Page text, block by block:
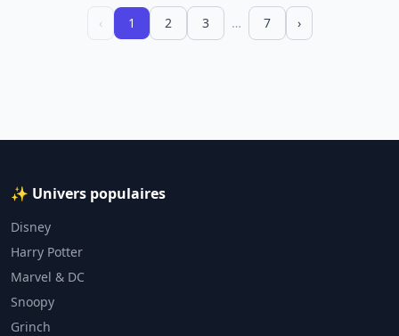
‹ 1 2 3 … 7 ›
✨ Univers populaires
Disney
Harry Potter
Marvel & DC
Snoopy
Grinch